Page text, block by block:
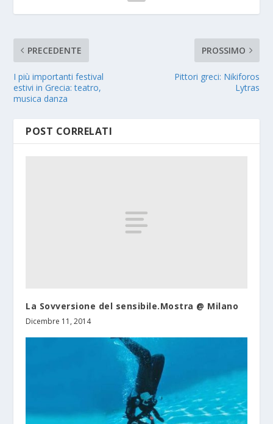
PRECEDENTE
I più importanti festival
estivi in Grecia: teatro,
musica danza
PROSSIMO
Pittori greci: Nikiforos
Lytras
POST CORRELATI
La Sovversione del sensibile.Mostra @ Milano
Dicembre 11, 2014